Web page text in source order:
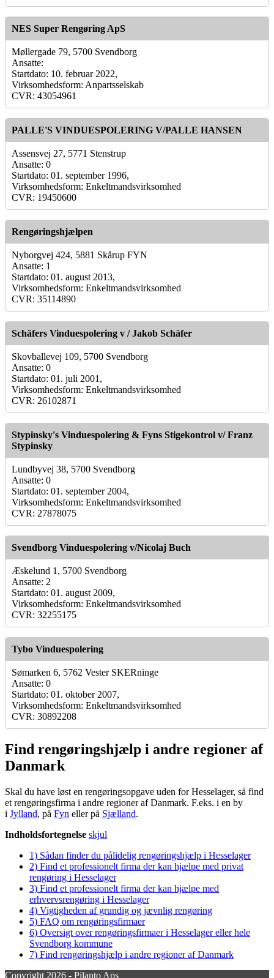
NES Super Rengøring ApS
Møllergade 79, 5700 Svendborg
Ansatte:
Startdato: 10. februar 2022,
Virksomhedsform: Anpartsselskab
CVR: 43054961
PALLE'S VINDUESPOLERING V/PALLE HANSEN
Assensvej 27, 5771 Stenstrup
Ansatte: 0
Startdato: 01. september 1996,
Virksomhedsform: Enkeltmandsvirksomhed
CVR: 19450600
Rengøringshjælpen
Nyborgvej 424, 5881 Skårup FYN
Ansatte: 1
Startdato: 01. august 2013,
Virksomhedsform: Enkeltmandsvirksomhed
CVR: 35114890
Schäfers Vinduespolering v / Jakob Schäfer
Skovballevej 109, 5700 Svendborg
Ansatte: 0
Startdato: 01. juli 2001,
Virksomhedsform: Enkeltmandsvirksomhed
CVR: 26102871
Stypinsky's Vinduespolering & Fyns Stigekontrol v/ Franz
Stypinsky
Lundbyvej 38, 5700 Svendborg
Ansatte: 0
Startdato: 01. september 2004,
Virksomhedsform: Enkeltmandsvirksomhed
CVR: 27878075
Svendborg Vinduespolering v/Nicolaj Buch
Æskelund 1, 5700 Svendborg
Ansatte: 2
Startdato: 01. august 2009,
Virksomhedsform: Enkeltmandsvirksomhed
CVR: 32255175
Tybo Vinduespolering
Sømarken 6, 5762 Vester SKERninge
Ansatte: 0
Startdato: 01. oktober 2007,
Virksomhedsform: Enkeltmandsvirksomhed
CVR: 30892208
Find rengøringshjælp i andre regioner af
Danmark
Skal du have løst en rengøringsopgave uden for Hesselager, så find
et rengøringsfirma i andre regioner af Danmark. F.eks. i en by
i Jylland, på Fyn eller på Sjælland.
Indholdsfortegnelse skjul
1) Sådan finder du pålidelig rengøringshjælp i Hesselager
2) Find et professionelt firma der kan hjælpe med privat
rengøring i Hesselager
3) Find et professionelt firma der kan hjælpe med
erhvervsrengøring i Hesselager
4) Vigtigheden af grundig og jævnlig rengøring
5) FAQ om rengøringsfirmaer
6) Oversigt over rengøringsfirmaer i Hesselager eller hele
Svendborg kommune
7) Find rengøringshjælp i andre regioner af Danmark
Copyright 2026 - Pilanto Aps